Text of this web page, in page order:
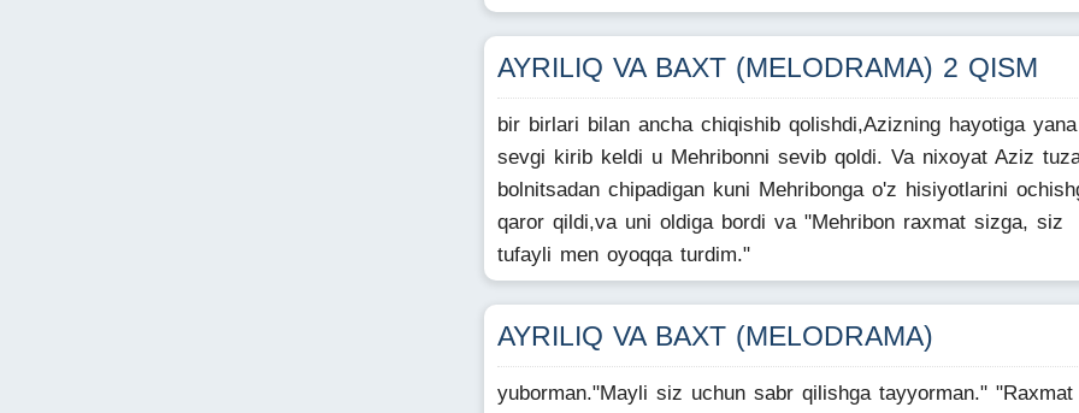
AYRILIQ VA BAXT (MELODRAMA) 2 QISM
bir birlari bilan ancha chiqishib qolishdi,Azizning hayotiga yana
sevgi kirib keldi u Mehribonni sevib qoldi. Va nixoyat Aziz
bolnitsadan chipadigan kuni Mehribonga o'z hisiyotlarini
qaror qildi,va uni oldiga bordi va "Mehribon raxmat sizga, siz
tufayli men oyoqqa turdim."
AYRILIQ VA BAXT (MELODRAMA)
yuborman."Mayli siz uchun sabr qilishga tayyorman." "Raxmat